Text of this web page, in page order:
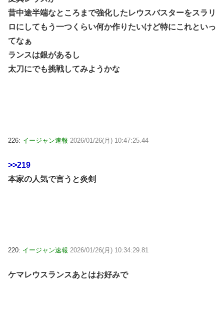
昔中途半端なところまで強化したレウスバスターをスラリ
ロにしてもう一つくらい何か作りたいけど特にこれといっ
てなぁ
ランスは銀があるし
太刀にでも挑戦してみようかな
226: イージャン速報 2026/01/26(月) 10:47:25.44
>>219
本家の人気で言うと炎剣
220: イージャン速報 2026/01/26(月) 10:34:29.81
ケマレウスランスあとはお好みで